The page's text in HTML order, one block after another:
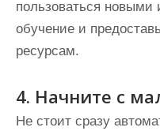
пользоваться
обучение и
ресурсам.
4. Начните с
Не стоит сразу